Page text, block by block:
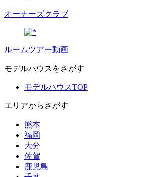
オーナーズクラブ
ルームツアー動画
モデルハウスをさがす
モデルハウスTOP
エリアからさがす
熊本
福岡
大分
佐賀
鹿児島